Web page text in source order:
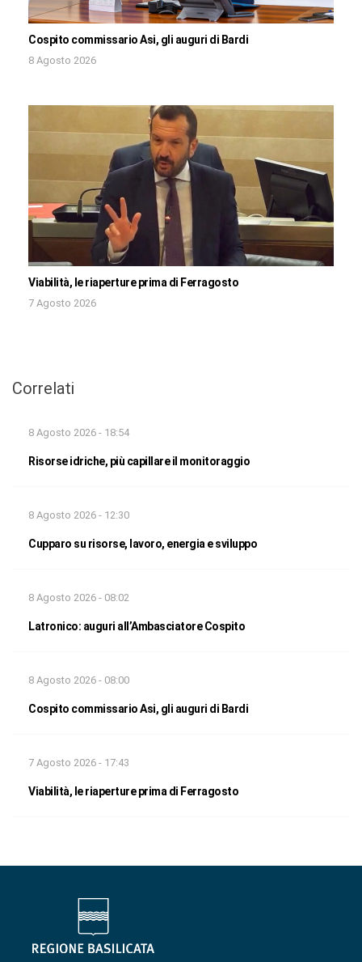
Cospito commissario Asi, gli auguri di Bardi
8 Agosto 2026
Viabilità, le riaperture prima di Ferragosto
7 Agosto 2026
Correlati
8 Agosto 2026 - 18:54
Risorse idriche, più capillare il monitoraggio
8 Agosto 2026 - 12:30
Cupparo su risorse, lavoro, energia e sviluppo
8 Agosto 2026 - 08:02
Latronico: auguri all’Ambasciatore Cospito
8 Agosto 2026 - 08:00
Cospito commissario Asi, gli auguri di Bardi
7 Agosto 2026 - 17:43
Viabilità, le riaperture prima di Ferragosto